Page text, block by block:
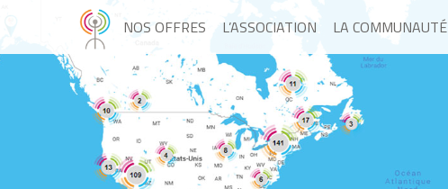
NOS OFFRES L’ASSOCIATION LA COMMUNAUTÉ